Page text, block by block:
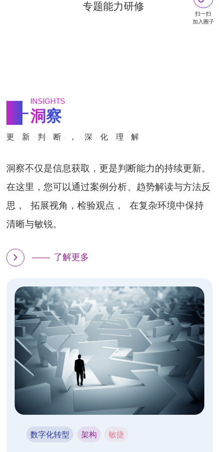
扫一扫
加入圈子
专题能力研修
INSIGHTS
洞察
更 / 新 / 判 / 断 / ， / 深 / 化 / 理 / 解
洞察不仅是信息获取，更是判断能力的持续更新。
在这里，您可以通过案例分析、趋势解读与方法反
思， 拓展视角，检验观点， 在复杂环境中保持
清晰与敏锐。
—— 了解更多
数字化转型 架构 敏捷